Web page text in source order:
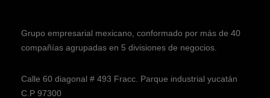
Grupo empresarial mexicano, conformado por más de 40
compañías agrupadas en 5 divisiones de negocios.
Calle 60 diagonal # 493 Fracc. Parque industrial yucatán
C.P 97300